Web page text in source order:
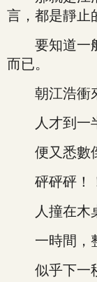
言，都是靜止
要知道一般
而已。
朝江浩衝來
人才到一半
便又悉數倒
砰砰砰！
人撞在木桌
一時間，整
似乎下一秒